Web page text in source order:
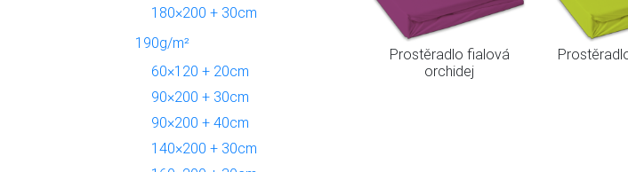
Prostěradlo fialová
orchidej
180×200 + 30cm
190g/m²
60×120 + 20cm
90×200 + 30cm
90×200 + 40cm
140×200 + 30cm